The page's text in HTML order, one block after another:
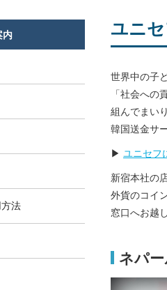
ユニ
世界中の子
「社会への
組んでまい
韓国送金サ
▶ ユニセフ
新宿本社の
外貨のコイ
窓口へお越
ネパ
内
法